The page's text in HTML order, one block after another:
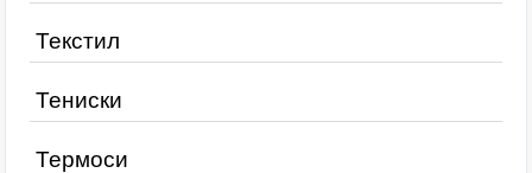
Текстил
Тениски
Термоси